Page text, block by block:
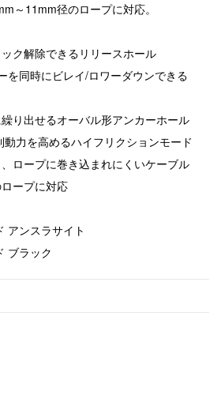
～11mm径のロープに対応。
ク解除できるリリースホール
を同時にビレイ/ロワーダウンできる
り出せるオーバル形アンカーホール
動力を高めるハイフリクションモード
ロープに巻き込まれにくいケーブル
ープに対応
アンスラサイト
ブラック